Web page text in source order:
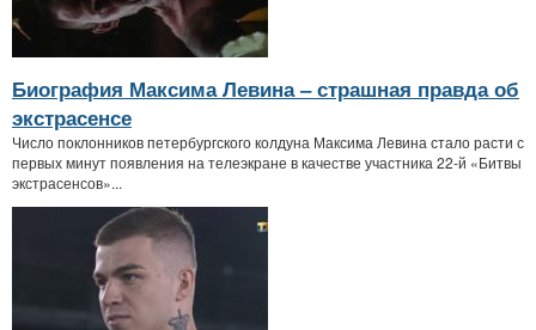
Биография Максима Левина ‒ страшная правда об
экстрасенсе
Число поклонников петербургского колдуна Максима Левина стало расти с
первых минут появления на телеэкране в качестве участника 22-й «Битвы
экстрасенсов»...